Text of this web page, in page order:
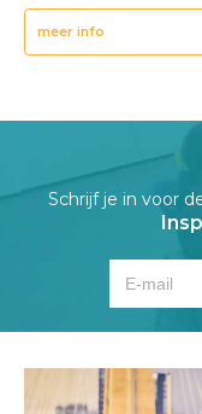
meer info
Schrijf je in voor